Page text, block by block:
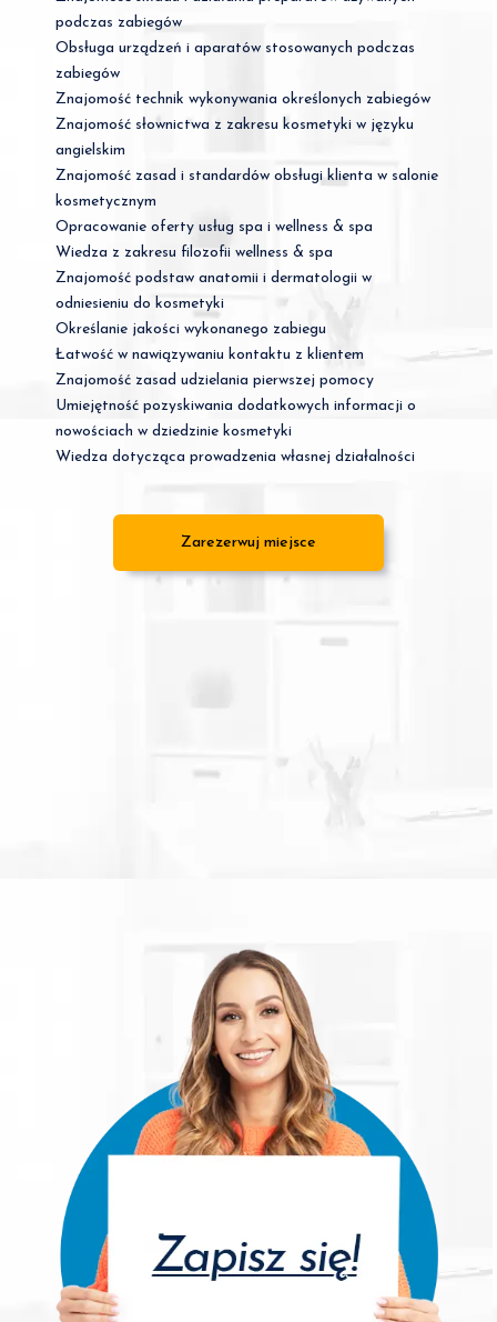
podczas zabiegów
Obsługa urządzeń i aparatów stosowanych podczas
zabiegów
Znajomość technik wykonywania określonych zabiegów
Znajomość słownictwa z zakresu kosmetyki w języku
angielskim
Znajomość zasad i standardów obsługi klienta w salonie
kosmetycznym
Opracowanie oferty usług spa i wellness & spa
Wiedza z zakresu filozofii wellness & spa
Znajomość podstaw anatomii i dermatologii w
odniesieniu do kosmetyki
Określanie jakości wykonanego zabiegu
Łatwość w nawiązywaniu kontaktu z klientem
Znajomość zasad udzielania pierwszej pomocy
Umiejętność pozyskiwania dodatkowych informacji o
nowościach w dziedzinie kosmetyki
Wiedza dotycząca prowadzenia własnej działalności
Zarezerwuj miejsce